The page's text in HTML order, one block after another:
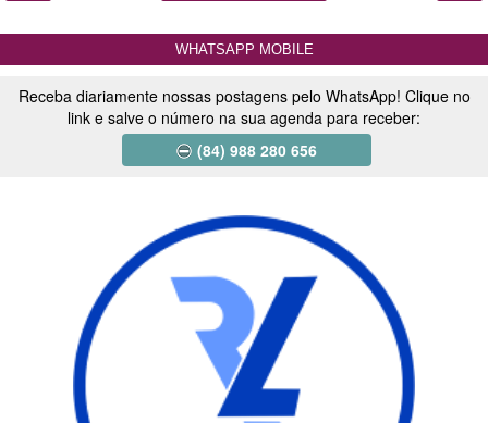
WHATSAPP MOBILE
Receba diariamente nossas postagens pelo WhatsApp! Clique no
link e salve o número na sua agenda para receber:
(84) 988 280 656